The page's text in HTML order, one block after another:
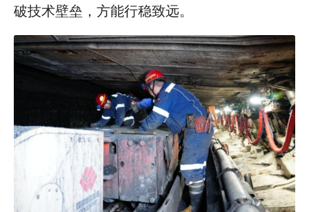
破技术壁垒，方能行稳致远。